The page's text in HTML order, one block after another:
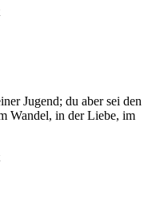
Jugend; du aber sei den
Wandel, in der Liebe, im